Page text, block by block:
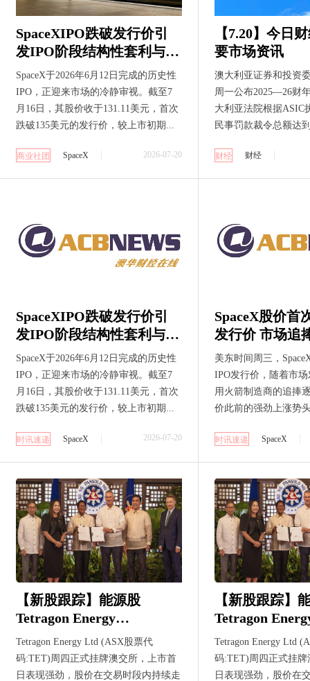
SpaceXIPO跌破发行价引
发IPO阶段结构性套利与AI
融资周期审视
SpaceX于2026年6月12日完成的历史性
IPO，正迎来市场的冷静审视。截至7
月16日，其股价收于131.11美元，首次
跌破135美元的发行价，较上市初期...
商业社团 SpaceX 2026-07-20
【7.20】今日
要市场资讯
澳大利亚证券和投资
周一公布2025—26财
大利亚法院根据ASIC
民事罚款裁令总额达
财经 财经
SpaceXIPO跌破发行价引
发IPO阶段结构性套利与AI
融资周期审视
SpaceX于2026年6月12日完成的历史性
IPO，正迎来市场的冷静审视。截至7
月16日，其股价收于131.11美元，首次
跌破135美元的发行价，较上市初期...
时讯速递 SpaceX 2026-07-20
SpaceX股价首
发行价 市场追
退去
美东时间周三，
IPO发行价，随着市
用火箭制造商的追捧
价此前的强劲上涨势
时讯速递 SpaceX
【新股跟踪】能源股
Tetragon Energy
(ASX:TET)澳交所首秀大涨
25% IPO募资400万澳元 加
速菲律宾油气资产潜力释
Tetragon Energy Ltd (ASX股票代
码:TET)周四正式挂牌澳交所，上市首
日表现强劲，股价在交易时段内持续走
【新股跟踪】
Tetragon
(ASX:TET)澳
25% IPO募资400万澳元 加
速菲律宾油气
Tetragon Energy Ltd
码:TET)周四正式挂牌
日表现强劲，股价在